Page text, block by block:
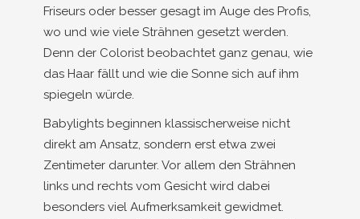
Friseurs oder besser gesagt im Auge des Profis,
wo und wie viele Strähnen gesetzt werden.
Denn der Colorist beobachtet ganz genau, wie
das Haar fällt und wie die Sonne sich auf ihm
spiegeln würde.
Babylights beginnen klassischerweise nicht
direkt am Ansatz, sondern erst etwa zwei
Zentimeter darunter. Vor allem den Strähnen
links und rechts vom Gesicht wird dabei
besonders viel Aufmerksamkeit gewidmet.